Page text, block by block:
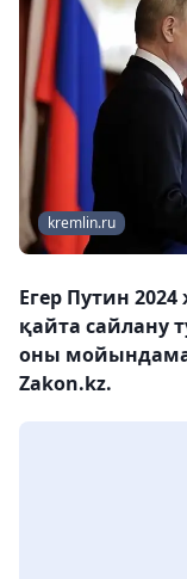
kremlin.ru
Егер Путин
қайта сайлану
оны
Zakon.kz.